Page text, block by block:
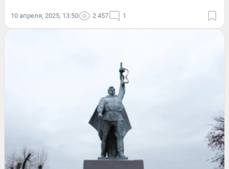
10 апреля, 2025, 13:50 2 457 1